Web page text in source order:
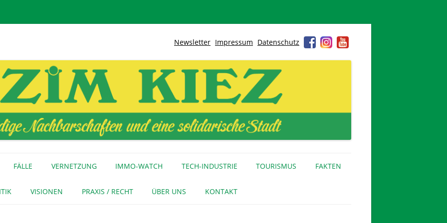
Newsletter Impressum Datenschutz
Inhalt
springen
MEDIENECHO
FÄLLE
GEWERBE
VERNETZUNG
INITIATIVEN
IMMO-WATCH TECH-INDUSTRIE TOURISMUS FAKTEN
VISIONEN PRAXIS / RECHT ÜBER UNS KONTAKT